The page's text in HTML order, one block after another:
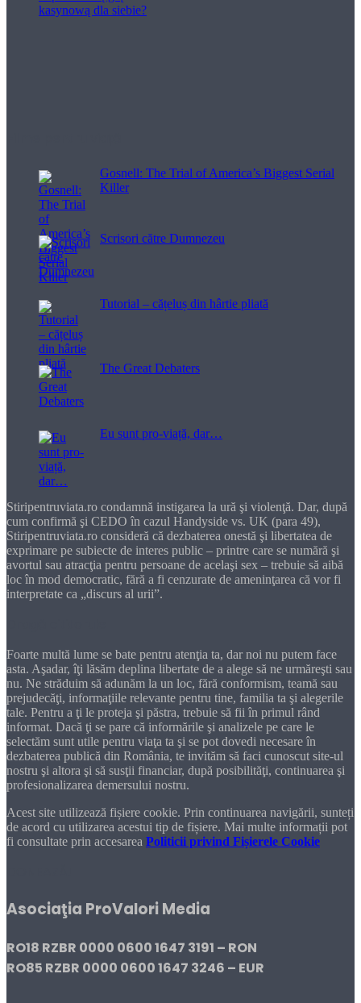
Gosnell: The Trial of America’s Biggest Serial
Killer
Scrisori către Dumnezeu
Tutorial – cățeluș din hârtie pliată
The Great Debaters
Eu sunt pro-viață, dar…
Stiripentruviata.ro condamnă instigarea la ură şi violenţă. Dar, după
cum confirmă şi CEDO în cazul Handyside vs. UK (para 49),
Stiripentruviata.ro consideră că dezbaterea onestă şi libertatea de
exprimare pe subiecte de interes public – printre care se numără şi
avortul sau atracţia pentru persoane de acelaşi sex – trebuie să aibă
loc în mod democratic, fără a fi cenzurate de ameninţarea că vor fi
interpretate ca „discurs al urii”.
Foarte multă lume se bate pentru atenţia ta, dar noi nu putem face
asta. Aşadar, îţi lăsăm deplina libertate de a alege să ne urmăreşti sau
nu. Ne străduim să adunăm la un loc, fără conformism, teamă sau
prejudecăţi, informaţiile relevante pentru tine, familia ta şi alegerile
tale. Pentru a ţi le proteja şi păstra, trebuie să fii în primul rând
informat. Dacă ţi se pare că informările şi analizele pe care le
selectăm sunt utile pentru viaţa ta şi se pot dovedi necesare în
dezbaterea publică din România, te invităm să faci cunoscut site-ul
nostru şi altora şi să susţii financiar, după posibilităţi, continuarea şi
profesionalizarea demersului nostru.
Acest site utilizează fișiere cookie. Prin continuarea navigării, sunteți
de acord cu utilizarea acestui tip de fișiere. Mai multe informații pot
fi consultate prin accesarea Politicii privind Fișierele Cookie
Asociaţia ProValori Media
RO18 RZBR 0000 0600 1647 3191 – RON
RO85 RZBR 0000 0600 1647 3246 – EUR